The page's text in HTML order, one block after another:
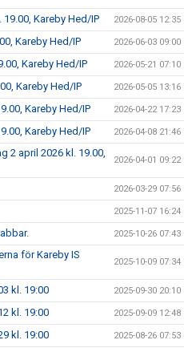
Kareby Hed/IP 2026-08-05 12:35
Kareby Hed/IP 2026-06-03 09:00
Kareby Hed/IP 2026-05-21 07:10
Kareby Hed/IP 2026-05-05 13:16
Kareby Hed/IP 2026-04-22 17:23
Kareby Hed/IP 2026-04-08 21:46
2 april 2026 kl. 19.00,
2026-04-01 09:22
2026-03-29 07:56
2025-11-07 16:24
2025-10-26 07:43
för Kareby IS
2025-10-09 07:34
kl. 19:00 2025-09-30 20:10
kl. 19:00 2025-09-09 12:48
kl. 19:00 2025-08-26 07:53